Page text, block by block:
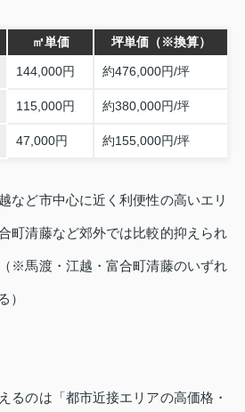
㎡単価 坪単価（※換算）
144,000円 約476,000円/坪
115,000円 約380,000円/坪
47,000円 約155,000円/坪
など市中心に近く利便性の高いエリ
町清藤など郊外では比較的抑えられ
※馬渡・江越・富合町清藤のいずれ
）
るのは「都市近接エリアの高価格・